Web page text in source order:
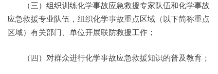
（三）组织训练化学事故应急救援专家队伍和化学事故
应急救援专业队伍，组织化学事故重点区域（以下简称重点
区域）有关部门、单位开展联防救援工作；
（四）对群众进行化学事故应急救援知识的普及教育；